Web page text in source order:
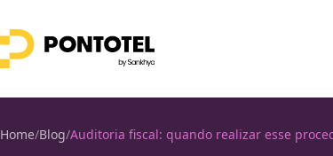
Home/Blog/Auditoria fiscal: quando realizar esse